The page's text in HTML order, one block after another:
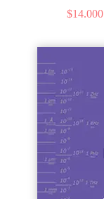
$14.000